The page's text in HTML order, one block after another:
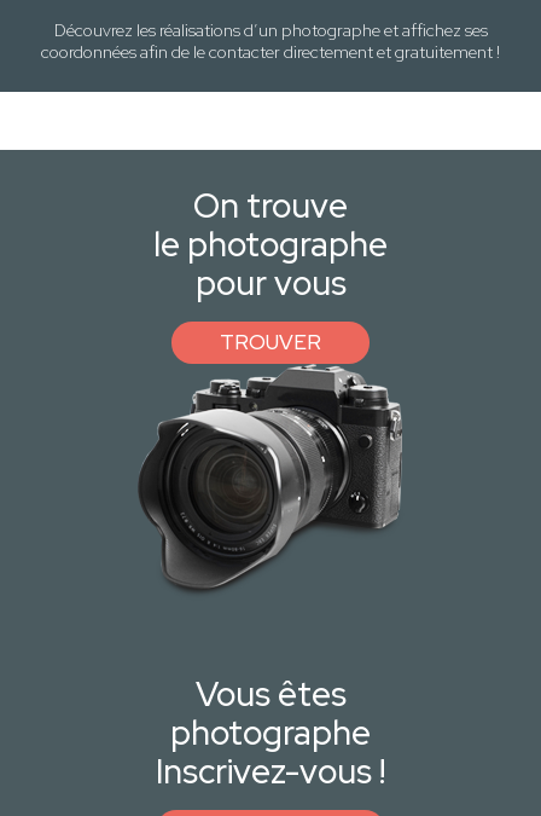
Découvrez les réalisations d’un photographe et affichez ses
coordonnées afin de le contacter directement et gratuitement !
On trouve
le photographe
pour vous
TROUVER
Vous êtes
photographe
Inscrivez-vous !